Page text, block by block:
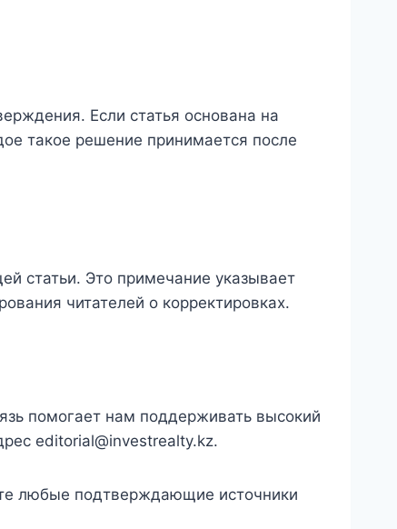
Если статья основана на
такое решение принимается после
статьи. Это примечание указывает
читателей о корректировках.
помогает нам поддерживать высокий
editorial@investrealty.kz.
любые подтверждающие источники